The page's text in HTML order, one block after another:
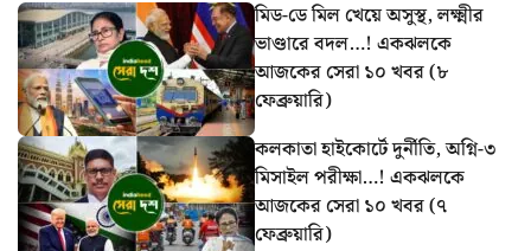
মিড-ডে মিল খেয়ে অসুস্থ, লক্ষ্মীর
ভাণ্ডারে বদল…! একঝলকে
আজকের সেরা ১০ খবর (৮
ফেব্রুয়ারি)
কলকাতা হাইকোর্টে দুর্নীতি, অগ্নি-৩
মিসাইল পরীক্ষা…! একঝলকে
আজকের সেরা ১০ খবর (৭
ফেব্রুয়ারি)